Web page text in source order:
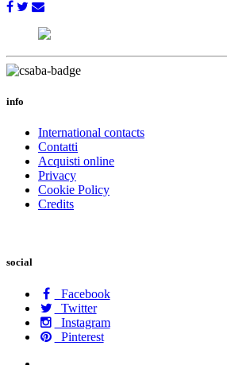
info
International contacts
Contatti
Acquisti online
Privacy
Cookie Policy
Credits
social
Facebook
Twitter
Instagram
Pinterest